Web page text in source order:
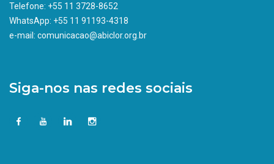
Telefone: +55 11 3728-8652
WhatsApp: +55 11 91193-4318
e-mail: comunicacao@abiclor.org.br
Siga-nos nas redes sociais